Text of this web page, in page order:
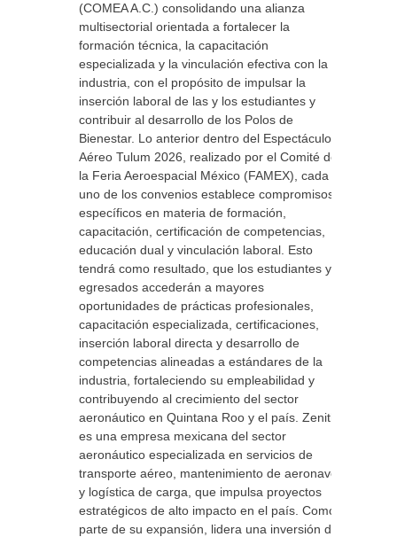
(COMEA A.C.) consolidando una alianza
multisectorial orientada a fortalecer la
formación técnica, la capacitación
especializada y la vinculación efectiva con la
industria, con el propósito de impulsar la
inserción laboral de las y los estudiantes y
contribuir al desarrollo de los Polos de
Bienestar. Lo anterior dentro del Espectáculo
Aéreo Tulum 2026, realizado por el Comité de
la Feria Aeroespacial México (FAMEX), cada
uno de los convenios establece compromisos
específicos en materia de formación,
capacitación, certificación de competencias,
educación dual y vinculación laboral. Esto
tendrá como resultado, que los estudiantes y
egresados accederán a mayores
oportunidades de prácticas profesionales,
capacitación especializada, certificaciones,
inserción laboral directa y desarrollo de
competencias alineadas a estándares de la
industria, fortaleciendo su empleabilidad y
contribuyendo al crecimiento del sector
aeronáutico en Quintana Roo y el país. Zenith
es una empresa mexicana del sector
aeronáutico especializada en servicios de
transporte aéreo, mantenimiento de aeronaves
y logística de carga, que impulsa proyectos
estratégicos de alto impacto en el país. Como
parte de su expansión, lidera una inversión de